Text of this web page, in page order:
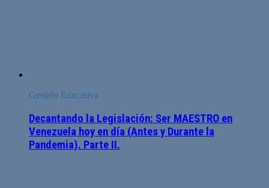
Gestión Educativa
Decantando la Legislación: Ser MAESTRO en
Venezuela hoy en día (Antes y Durante la
Pandemia). Parte II.